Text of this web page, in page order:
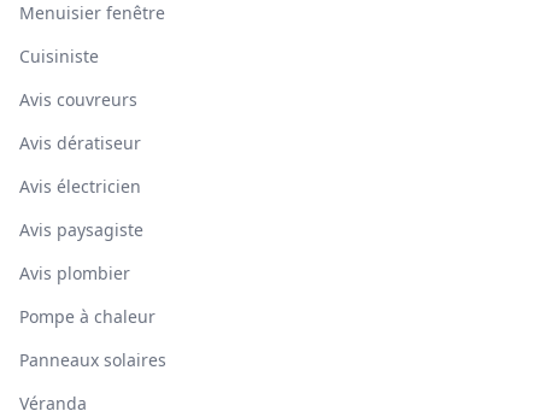
Menuisier fenêtre
Cuisiniste
Avis couvreurs
Avis dératiseur
Avis électricien
Avis paysagiste
Avis plombier
Pompe à chaleur
Panneaux solaires
Véranda